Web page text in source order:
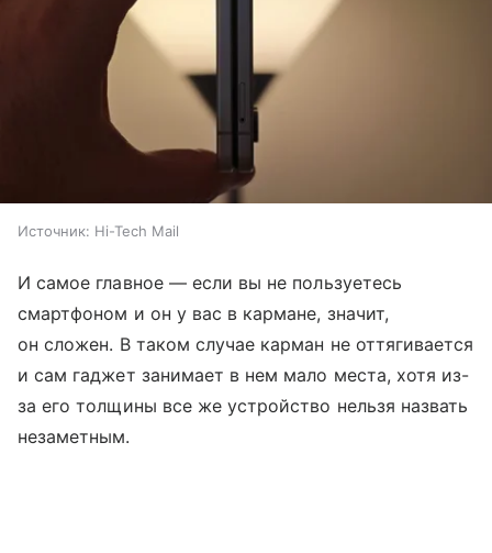
Источник: Hi-Tech Mail
И самое главное — если вы не пользуетесь
смартфоном и он у вас в кармане, значит,
он сложен. В таком случае карман не оттягивается
и сам гаджет занимает в нем мало места, хотя из-
за его толщины все же устройство нельзя назвать
незаметным.